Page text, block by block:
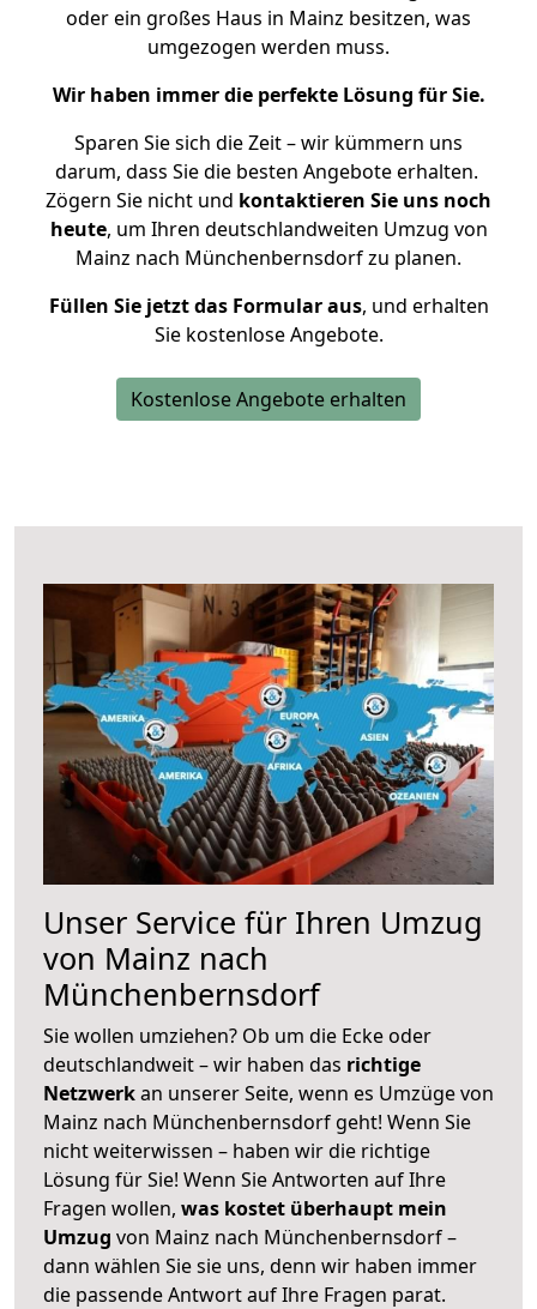
oder ein großes Haus in Mainz besitzen, was
umgezogen werden muss.
Wir haben immer die perfekte Lösung für Sie.
Sparen Sie sich die Zeit – wir kümmern uns
darum, dass Sie die besten Angebote erhalten.
Zögern Sie nicht und kontaktieren Sie uns noch
heute, um Ihren deutschlandweiten Umzug von
Mainz nach Münchenbernsdorf zu planen.
Füllen Sie jetzt das Formular aus, und erhalten
Sie kostenlose Angebote.
Kostenlose Angebote erhalten
Unser Service für Ihren Umzug
von Mainz nach
Münchenbernsdorf
Sie wollen umziehen? Ob um die Ecke oder
deutschlandweit – wir haben das richtige
Netzwerkan unserer Seite, wenn es Umzüge von
Mainz nach Münchenbernsdorf geht! Wenn Sie
nicht weiterwissen – haben wir die richtige
Lösung für Sie! Wenn Sie Antworten auf Ihre
Fragen wollen, was kostet überhaupt mein
Umzug von Mainz nach Münchenbernsdorf –
dann wählen Sie sie uns, denn wir haben immer
die passende Antwort auf Ihre Fragen parat.